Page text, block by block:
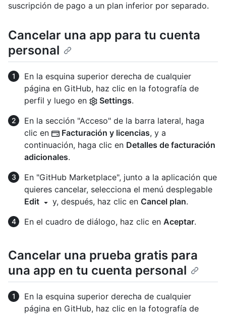
suscripción de pago a un plan inferior por separado.
Cancelar una app para tu cuenta
personal
En la esquina superior derecha de cualquier
página en GitHub, haz clic en la fotografía de
perfil y luego en
Settings.
En la sección "Acceso" de la barra lateral, haga
clic en
Facturación y licencias, y a
continuación, haga clic en Detalles de facturación
adicionales.
En "GitHub Marketplace", junto a la aplicación que
quieres cancelar, selecciona el menú desplegable
Edit
y, después, haz clic en Cancel plan.
En el cuadro de diálogo, haz clic en Aceptar.
Cancelar una prueba gratis para
una app en tu cuenta personal
En la esquina superior derecha de cualquier
página en GitHub, haz clic en la fotografía de